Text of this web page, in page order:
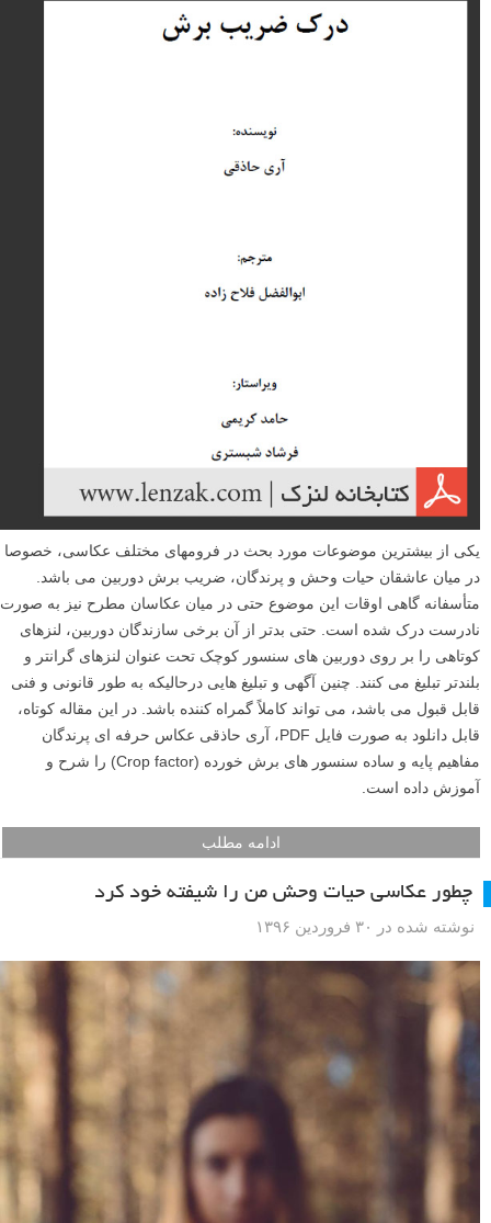
یکی از بیشترین موضوعات مورد بحث در فرومهای مختلف عکاسی، خصوصا
در میان عاشقان حیات وحش و پرندگان، ضریب برش دوربین می باشد.
متأسفانه گاهی اوقات این موضوع حتی در میان عکاسان مطرح نیز به صورت
نادرست درک شده است. حتی بدتر از آن برخی سازندگان دوربین، لنزهای
کوتاهی را بر روی دوربین های سنسور کوچک تحت عنوان لنزهای گرانتر و
بلندتر تبلیغ می کنند. چنین آگهی و تبلیغ هایی درحالیکه به طور قانونی و فنی
قابل قبول می باشد، می تواند کاملاً گمراه کننده باشد. در این مقاله کوتاه،
قابل دانلود به صورت فایل PDF، آری حاذقی عکاس حرفه ای پرندگان
مفاهیم پایه و ساده سنسور های برش خورده (Crop factor) را شرح و
آموزش داده است.
ادامه مطلب
چطور عکاسی حیات وحش من را شیفته خود کرد
نوشته شده در ۳۰ فروردین ۱۳۹۶